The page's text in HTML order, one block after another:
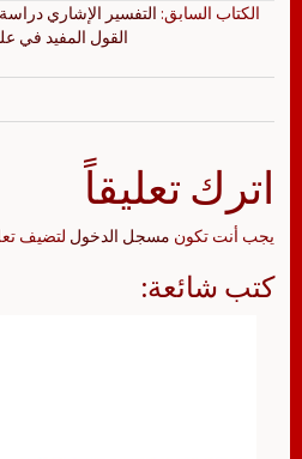
الكتاب السابق: التفسير الإشاري
القول المفيد في
اترك تعليقاً
يجب أنت تكون مسجل الدخول لتضيف
كتب شائعة: